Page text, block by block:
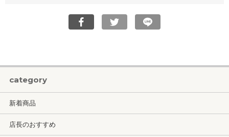
category
新着商品
店長のおすすめ